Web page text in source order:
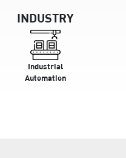
INDUSTRY
Industrial
Automation